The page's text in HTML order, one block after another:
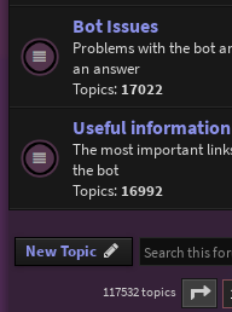
Bot Issues
Problems with the bot
an answer
Topics: 17022
Useful
The most important
the bot
Topics: 16992
New Topic
117532 topics